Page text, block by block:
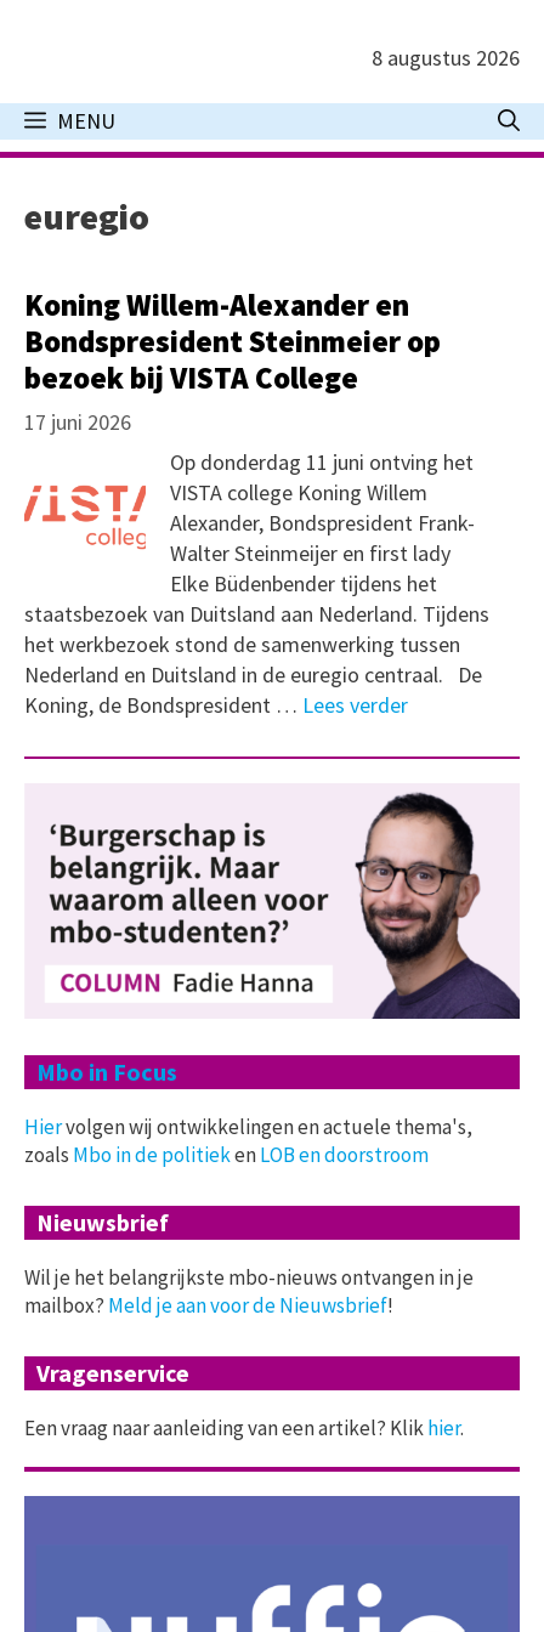
inhoud
8 augustus 2026
MENU
euregio
Koning Willem-Alexander en
Bondspresident Steinmeier op
bezoek bij VISTA College
17 juni 2026
Op donderdag 11 juni ontving het
VISTA college Koning Willem
Alexander, Bondspresident Frank-
Walter Steinmeijer en first lady
Elke Büdenbender tijdens het
staatsbezoek van Duitsland aan Nederland. Tijdens
het werkbezoek stond de samenwerking tussen
Nederland en Duitsland in de euregio centraal. De
Koning, de Bondspresident … Lees verder
Mbo in Focus
Hiervolgen wij ontwikkelingen en actuele thema's,
zoals Mbo in de politiekenLOB en doorstroom
Nieuwsbrief
Wil je het belangrijkste mbo-nieuws ontvangen in je
mailbox? Meld je aan voor de Nieuwsbrief!
Vragenservice
Een vraag naar aanleiding van een artikel? Klikhier.